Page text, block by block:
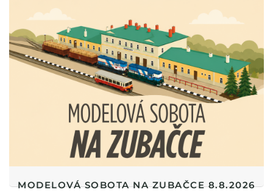
MODELOVÁ SOBOTA NA ZUBAČCE 8.8.2026
PODPOŘTE NAŠE AKTIVITY
Pomozte nám udržet v provozu unikátní železniční
exponáty na jediné ozubnicové železniční trati v České
republice. Přispět můžete libovolnou částkou. Budeme
velmi potěšeni, pokud se budete podílet na dalším
rozvoji Zubačky.
TRANSPARENTNÍ ÚČET ZUBAČKA, O.P.S. -
2501843160/2010